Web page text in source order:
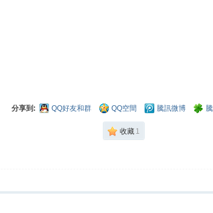
分享到: QQ好友和群 QQ空間 騰訊微博
收藏 1